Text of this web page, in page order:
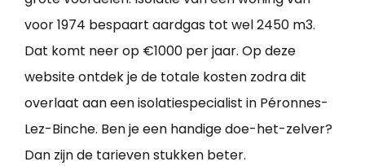
voor 1974 bespaart aardgas tot wel 2450 m3.
Dat komt neer op €1000 per jaar. Op deze
website ontdek je de totale kosten zodra dit
overlaat aan een isolatiespecialist in Péronnes-
Lez-Binche. Ben je een handige doe-het-zelver?
Dan zijn de tarieven stukken beter.